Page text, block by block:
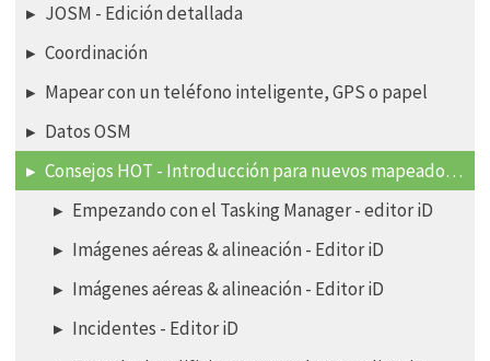
JOSM - Edición detallada
Coordinación
Mapear con un teléfono inteligente, GPS o papel
Datos OSM
Consejos HOT - Introducción para nuevos mapeadores - Editor iD
Empezando con el Tasking Manager - editor iD
Imágenes aéreas & alineación - Editor iD
Imágenes aéreas & alineación - Editor iD
Incidentes - Editor iD